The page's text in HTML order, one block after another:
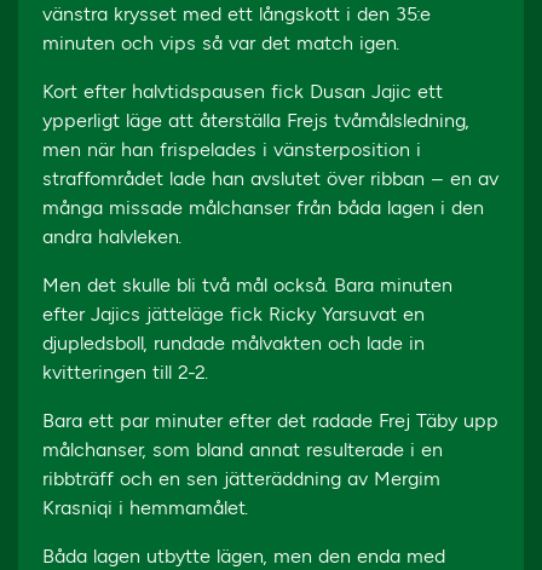
vänstra krysset med ett långskott i den 35:e
minuten och vips så var det match igen.
Kort efter halvtidspausen fick Dusan Jajic ett
ypperligt läge att återställa Frejs tvåmålsledning,
men när han frispelades i vänsterposition i
straffområdet lade han avslutet över ribban – en av
många missade målchanser från båda lagen i den
andra halvleken.
Men det skulle bli två mål också. Bara minuten
efter Jajics jätteläge fick Ricky Yarsuvat en
djupledsboll, rundade målvakten och lade in
kvitteringen till 2-2.
Bara ett par minuter efter det radade Frej Täby upp
målchanser, som bland annat resulterade i en
ribbträff och en sen jätteräddning av Mergim
Krasniqi i hemmamålet.
Båda lagen utbytte lägen, men den enda med